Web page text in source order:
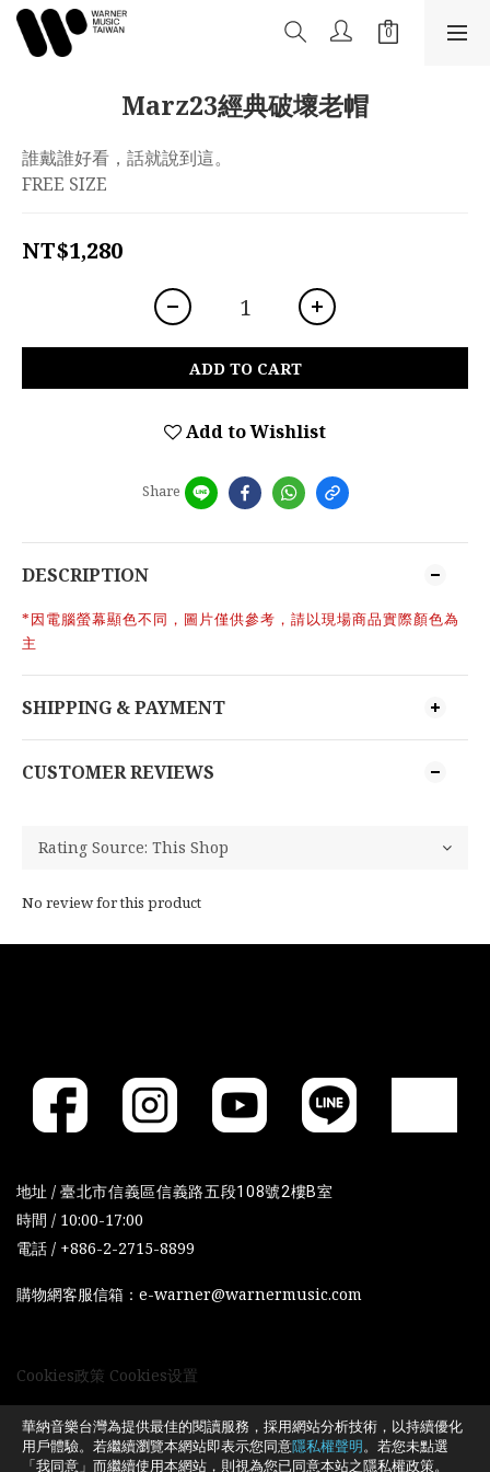
Marz23經典破壞老帽
誰戴誰好看，話就說到這。
FREE SIZE
NT$1,280
ADD TO CART
Add to Wishlist
Share
DESCRIPTION
*因電腦螢幕顯色不同，圖片僅供參考，請以現場商品實際顏色為
主
SHIPPING & PAYMENT
CUSTOMER REVIEWS
No review for this product
地址 / 臺北市信義區信義路五段108號2樓B室
時間 / 10:00-17:00
電話 / +886-2-2715-8899
購物網客服信箱：e-warner@warnermusic.com
Cookies政策 Cookies设置
華納音樂台灣為提供最佳的閱讀服務，採用網站分析技術，以持續優化
用戶體驗。若繼續瀏覽本網站即表示您同意隱私權聲明。若您未點選
「我同意」而繼續使用本網站，則視為您已同意本站之隱私權政策。